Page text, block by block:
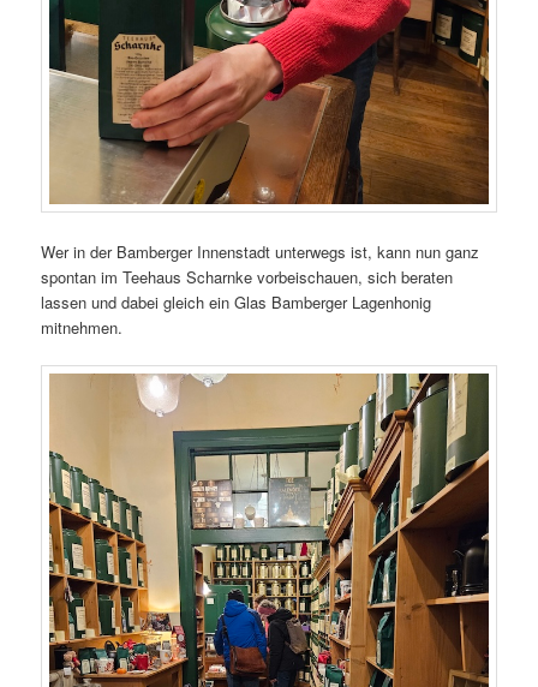
Wer in der Bamberger Innenstadt unterwegs ist, kann nun ganz
spontan im Teehaus Scharnke vorbeischauen, sich beraten
lassen und dabei gleich ein Glas Bamberger Lagenhonig
mitnehmen.